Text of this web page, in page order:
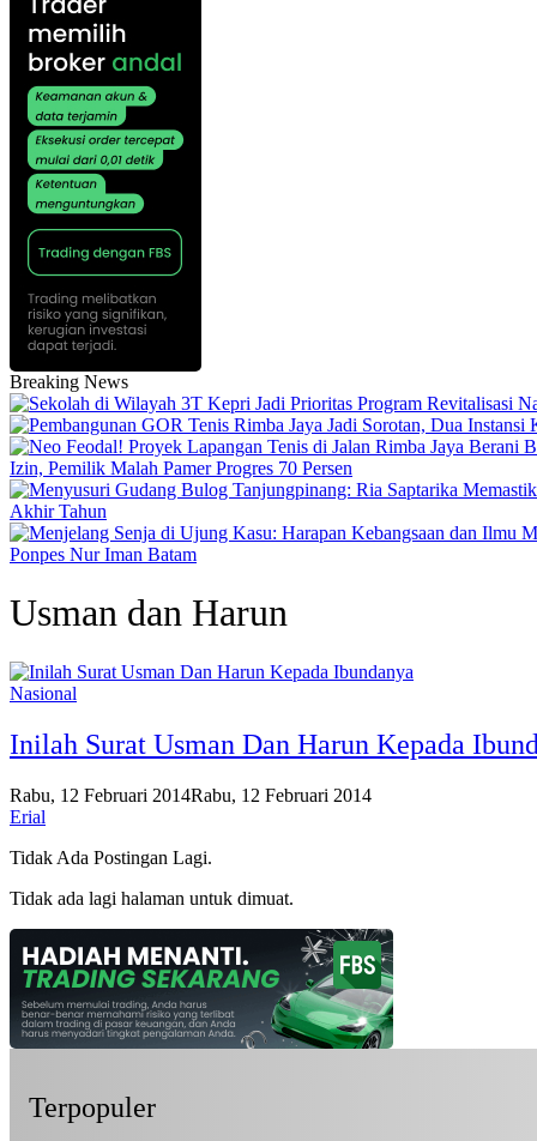
Breaking News
Izin, Pemilik Malah Pamer Progres 70 Persen
Akhir Tahun
Ponpes Nur Iman Batam
Usman dan Harun
Nasional
Inilah Surat Usman Dan Harun Kepada
Rabu, 12 Februari 2014Rabu, 12 Februari 2014
Erial
Tidak Ada Postingan Lagi.
Tidak ada lagi halaman untuk dimuat.
Terpopuler